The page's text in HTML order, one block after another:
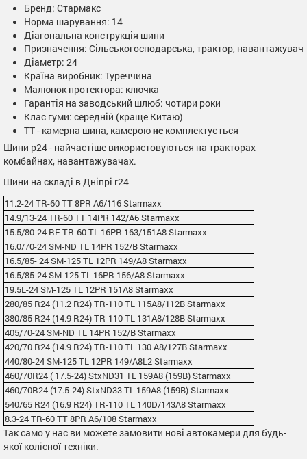
Бренд: Стармакс
Норма шарування: 14
Діагональна конструкція шини
Призначення: Сільськогосподарська, трактор, навантажувач
Діаметр: 24
Країна виробник: Туреччина
Малюнок протектора: ключка
Гарантія на заводський шлюб: чотири роки
Клас гуми: середній (краще Китаю)
TТ - камерна шина, камероюне комплектується
Шини р24 - найчастіше використовуються на тракторах
комбайнах, навантажувачах.
Шини на складі в Дніпрі r24
11.2-24 TR-60 TT 8PR A6/116 Starmaxx
14.9/13-24 TR-60 TT 14PR 142/A6 Starmaxx
15.5/80-24 RF TR-60 TL 16PR 163/151A8 Starmaxx
16.0/70-24 SM-ND TL 14PR 152/B Starmaxx
16.5/85- 24 SM-125 TL 12PR 149/A8 Starmaxx
16.5/85-24 SM-125 TL 16PR 156/A8 Starmaxx
19.5L-24 SM-125 TL 12PR 151A8 Starmaxx
280/85 R24 (11.2 R24) TR-110 TL 115A8/112B Starmaxx
380/85 R24 (14.9 R24) TR-110 TL 131A8/128B Starmaxx
405/70-24 SM-ND TL 14PR 152/B Starmaxx
420/70 R24 (14.9 R24) TR-110 TL 130 A8/127B Starmaxx
440/80-24 SM-125 TL 12PR 149/A8L2 Starmaxx
460/70R24 ( 17.5-24) StxND31 TL 159A8 (159B) Starmaxx
460/70R24 (17.5-24) StxND33 TL 159A8 (159B) Starmaxx
540/65 R24 (16.9 R24) TR-110 TL 140D/143A8 Starmaxx
8.3-24 TR-60 TT 8PR A6/108 Starmaxx
Так само у нас ви можете замовити нові автокамери для будь-
якої колісної техніки.